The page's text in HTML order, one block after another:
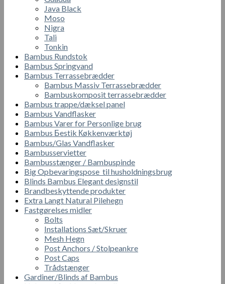
Java Black
Moso
Nigra
Tali
Tonkin
Bambus Rundstok
Bambus Springvand
Bambus Terrassebrædder
Bambus Massiv Terrassebrædder
Bambuskomposit terrassebrædder
Bambus trappe/dæksel panel
Bambus Vandflasker
Bambus Varer for Personlige brug
Bambus Бestik Кøkkenværktøj
Bambus/Glas Vandflasker
Bambusservietter
Bambusstænger / Bambuspinde
Big Opbevaringspose til husholdningsbrug
Blinds Bambus Elegant designstil
Brandbeskyttende produkter
Extra Langt Natural Pilehegn
Fastgørelses midler
Bolts
Installations Sæt/Skruer
Mesh Hegn
Post Anchors / Stolpeankre
Post Caps
Trådstænger
Gardiner/Blinds af Bambus